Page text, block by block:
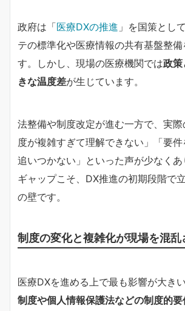
政府は「医療DXの推進 」を国策とし
テの標準化や医療情報の共有基盤整備
す。しかし、現場の医療機関では政策
きな温度差が生じています。
法整備や制度改定が進む一方で、実
度が複雑すぎて理解できない」「要
追いつかない」といった声が少なく
ギャップこそ、DX推進の初期段階で
の壁です。
制度の変化と複雑化が現場を混乱
医療DXを進める上で最も影響が大きい
制度や個人情報保護法などの制度的要